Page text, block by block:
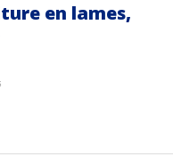
en lames,